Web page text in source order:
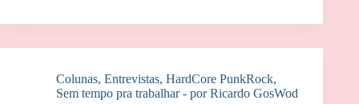
Colunas, Entrevistas, HardCore PunkRock,
Sem tempo pra trabalhar - por Ricardo GosWod